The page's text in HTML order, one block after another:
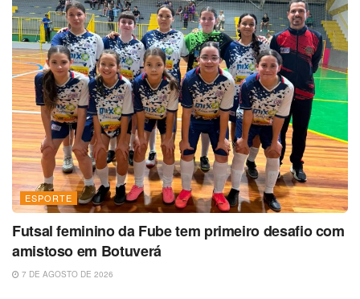
ESPORTE
Futsal feminino da Fube tem primeiro desafio com
amistoso em Botuverá
7 DE AGOSTO DE 2026